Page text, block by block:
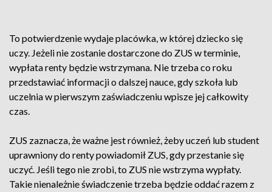
To potwierdzenie wydaje placówka, w której dziecko się
uczy. Jeżeli nie zostanie dostarczone do ZUS w terminie,
wypłata renty będzie wstrzymana. Nie trzeba co roku
przedstawiać informacji o dalszej nauce, gdy szkoła lub
uczelnia w pierwszym zaświadczeniu wpisze jej całkowity
czas.
ZUS zaznacza, że ważne jest również, żeby uczeń lub student
uprawniony do renty powiadomił ZUS, gdy przestanie się
uczyć. Jeśli tego nie zrobi, to ZUS nie wstrzyma wypłaty.
Takie nienależnie świadczenie trzeba będzie oddać razem z